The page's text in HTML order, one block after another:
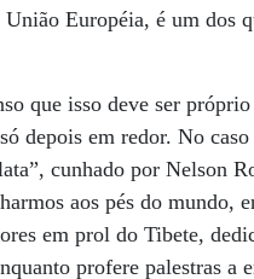
Européia, é um dos
que isso deve ser
depois em redor. No
cunhado por Nelson
aos pés do mundo,
em prol do Tibete,
profere palestras a